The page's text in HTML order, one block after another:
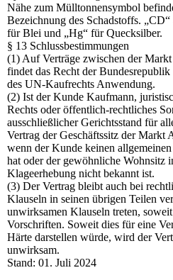
Nähe zum Mülltonnensymbol
Bezeichnung des Schadstoffs.
für Blei und „Hg“ für Quecksilber.
§ 13 Schlussbestimmungen
(1) Auf Verträge zwischen der
findet das Recht der
des UN-Kaufrechts Anwendung.
(2) Ist der Kunde Kaufmann,
Rechts oder öffentlich-rechtliches
ausschließlicher Gerichtsstand für
Vertrag der Geschäftssitz der Markt
wenn der Kunde keinen
hat oder der gewöhnliche Wohnsitz
Klageerhebung nicht bekannt ist.
(3) Der Vertrag bleibt auch bei
Klauseln in seinen übrigen Teilen
unwirksamen Klauseln treten,
Vorschriften. Soweit dies für eine
Härte darstellen würde, wird der
unwirksam.
Stand: 01. Juli 2024